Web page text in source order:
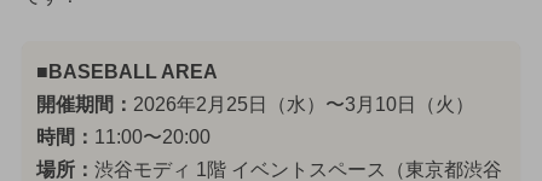
■BASEBALL AREA
開催期間： 2026年2月25日（水）〜3月10日（火）
時間： 11:00〜20:00
場所： 渋谷モディ 1階 イベントスペース（東京都渋谷